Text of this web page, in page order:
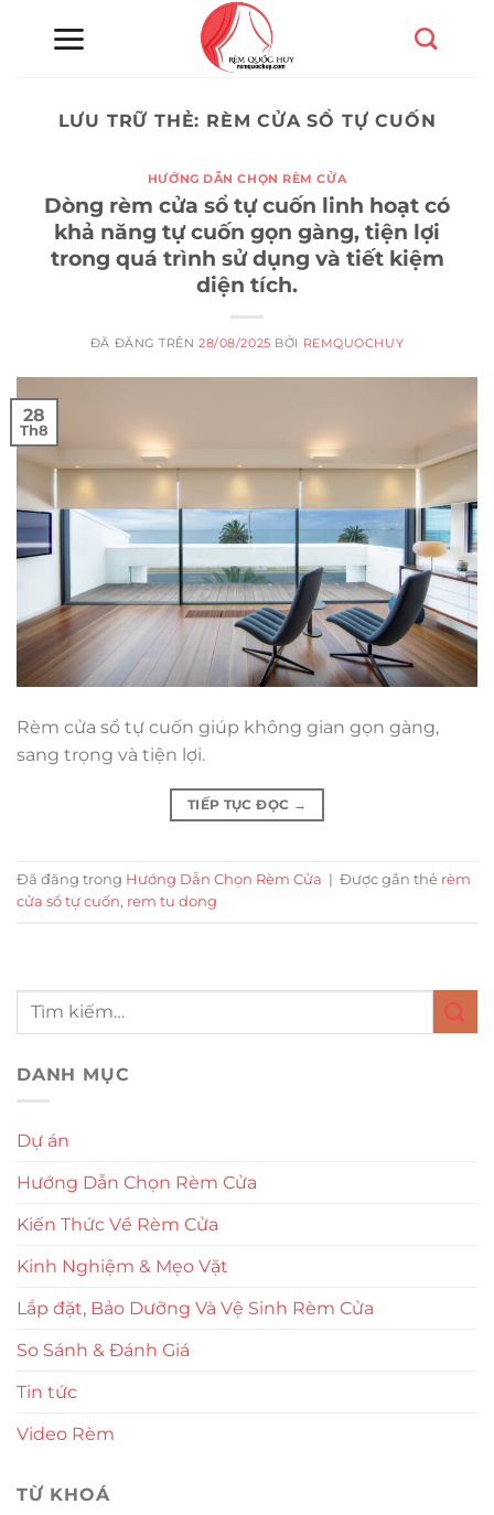
LƯU TRỮ THẺ: RÈM CỬA SỔ TỰ CUỐN
HƯỚNG DẪN CHỌN RÈM CỬA
Dòng rèm cửa sổ tự cuốn linh hoạt có
khả năng tự cuốn gọn gàng, tiện lợi
trong quá trình sử dụng và tiết kiệm
diện tích.
ĐÃ ĐĂNG TRÊN28/08/2025 BỞI REMQUOCHUY
28
Th8
Rèm cửa sổ tự cuốn giúp không gian gọn gàng,
sang trọng và tiện lợi.
TIẾP TỤC ĐỌC →
Đã đăng trong Hướng Dẫn Chọn Rèm Cửa | Được gắn thẻ rèm
cửa sổ tự cuốn, rem tu dong
DANH MỤC
Dự án
Hướng Dẫn Chọn Rèm Cửa
Kiến Thức Về Rèm Cửa
Kinh Nghiệm & Mẹo Vặt
Lắp đặt, Bảo Dưỡng Và Vệ Sinh Rèm Cửa
So Sánh & Đánh Giá
Tin tức
Video Rèm
TỪ KHOÁ